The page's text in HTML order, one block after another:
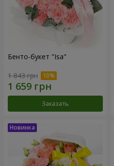
Бенто-букет "Isa"
1 843 грн
Заказать